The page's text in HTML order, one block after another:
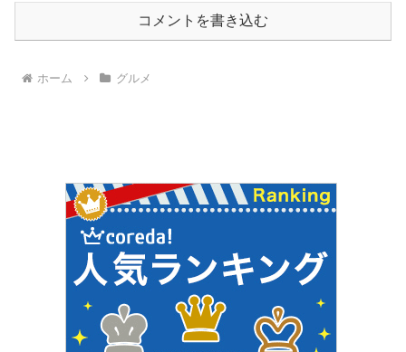
コメントを書き込む
ホーム グルメ